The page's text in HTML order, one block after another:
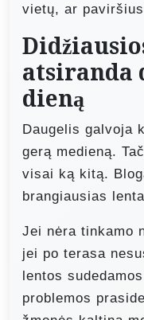
vietų, ar
atsiranda
dieną
Daugelis galvoja
gerą medieną.
visai ką kitą.
brangiausias
Jei nėra tinkamo
jei po terasa
lentos
problemos